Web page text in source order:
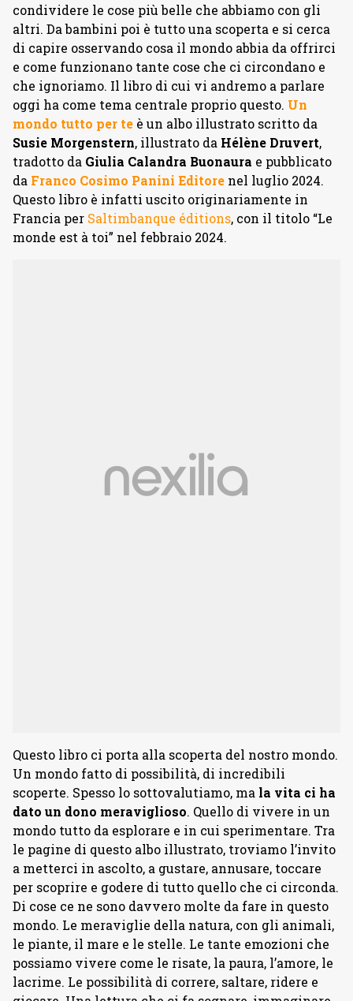
condividere le cose più belle che abbiamo con gli
altri. Da bambini poi è tutto una scoperta e si cerca
di capire osservando cosa il mondo abbia da offrirci
e come funzionano tante cose che ci circondano e
che ignoriamo. Il libro di cui vi andremo a parlare
oggi ha come tema centrale proprio questo. Un
mondo tutto per te è un albo illustrato scritto da
Susie Morgenstern, illustrato da Hélène Druvert,
tradotto da Giulia Calandra Buonaura e pubblicato
da Franco Cosimo Panini Editore nel luglio 2024.
Questo libro è infatti uscito originariamente in
Francia per Saltimbanque éditions, con il titolo “Le
monde est à toi” nel febbraio 2024.
Questo libro ci porta alla scoperta del nostro mondo.
Un mondo fatto di possibilità, di incredibili
scoperte. Spesso lo sottovalutiamo, ma la vita ci ha
dato un dono meraviglioso. Quello di vivere in un
mondo tutto da esplorare e in cui sperimentare. Tra
le pagine di questo albo illustrato, troviamo l’invito
a metterci in ascolto, a gustare, annusare, toccare
per scoprire e godere di tutto quello che ci circonda.
Di cose ce ne sono davvero molte da fare in questo
mondo. Le meraviglie della natura, con gli animali,
le piante, il mare e le stelle. Le tante emozioni che
possiamo vivere come le risate, la paura, l’amore, le
lacrime. Le possibilità di correre, saltare, ridere e